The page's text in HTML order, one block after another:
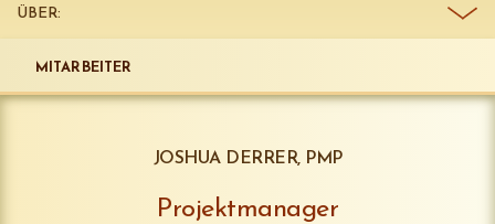
ÜBER:
MITARBEITER
JOSHUA DERRER, PMP
Projektmanager